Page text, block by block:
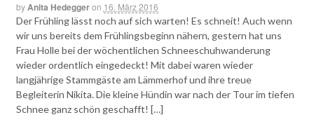
byAnita Hedeggeron 16. März 2016
Der Frühling lässt noch auf sich warten! Es schneit! Auch wenn
wir uns bereits dem Frühlingsbeginn nähern, gestern hat uns
Frau Holle bei der wöchentlichen Schneeschuhwanderung
wieder ordentlich eingedeckt! Mit dabei waren wieder
langjährige Stammgäste am Lämmerhof und ihre treue
Begleiterin Nikita. Die kleine Hündin war nach der Tour im tiefen
Schnee ganz schön geschafft! […]